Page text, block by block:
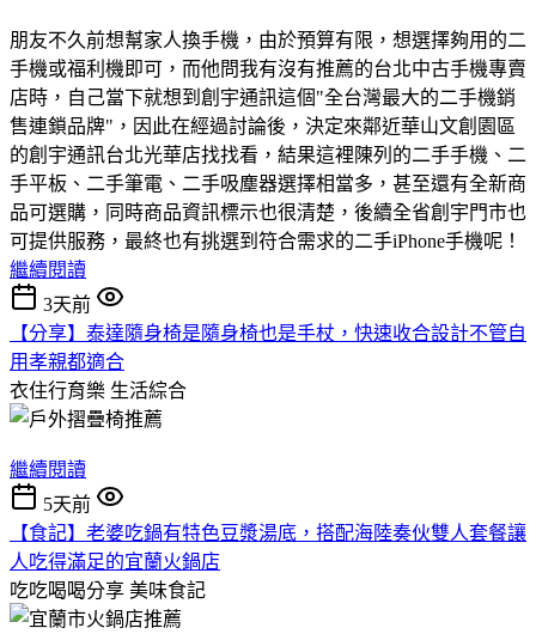
朋友不久前想幫家人換手機，由於預算有限，想選擇夠用的二
手機或福利機即可，而他問我有沒有推薦的台北中古手機專賣
店時，自己當下就想到創宇通訊這個"全台灣最大的二手機銷
售連鎖品牌"，因此在經過討論後，決定來鄰近華山文創園區
的創宇通訊台北光華店找找看，結果這裡陳列的二手手機、二
手平板、二手筆電、二手吸塵器選擇相當多，甚至還有全新商
品可選購，同時商品資訊標示也很清楚，後續全省創宇門市也
可提供服務，最終也有挑選到符合需求的二手iPhone手機呢！
繼續閱讀
3天前
【分享】泰達隨身椅是隨身椅也是手杖，快速收合設計不管自
用孝親都適合
衣住行育樂 生活綜合
繼續閱讀
5天前
【食記】老婆吃鍋有特色豆漿湯底，搭配海陸奏伙雙人套餐讓
人吃得滿足的宜蘭火鍋店
吃吃喝喝分享 美味食記